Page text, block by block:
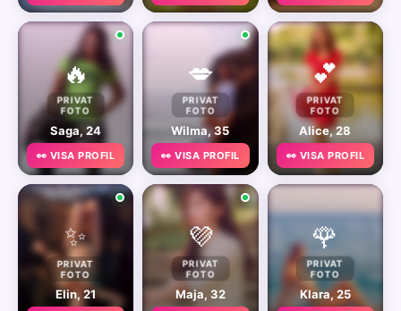
🔥
PRIVAT
FOTO
Saga, 24
👀 VISA PROFIL
💋
PRIVAT
FOTO
Wilma, 35
👀 VISA PROFIL
💕
PRIVAT
FOTO
Alice, 28
👀 VISA PROFIL
✨
PRIVAT
FOTO
Elin, 21
💜
PRIVAT
FOTO
Maja, 32
🌹
PRIVAT
FOTO
Klara, 25